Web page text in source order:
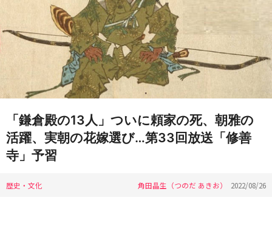
「鎌倉殿の13人」ついに頼家の死、朝雅の
活躍、実朝の花嫁選び…第33回放送「修善
寺」予習
歴史・文化 角田晶生（つのだ あきお） 2022/08/26